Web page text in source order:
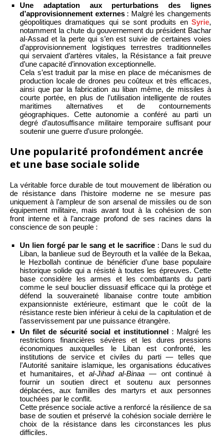
Une adaptation aux perturbations des lignes
d’approvisionnement externes: Malgré les changements
géopolitiques dramatiques qui se sont produits en Syrie,
notamment la chute du gouvernement du président Bachar
al-Assad et la perte qui s’en est suivie de certaines voies
d’approvisionnement logistiques terrestres traditionnelles
qui servaient d’artères vitales, la Résistance a fait preuve
d’une capacité d’innovation exceptionnelle.
Cela s’est traduit par la mise en place de mécanismes de
production locale de drones peu coûteux et très efficaces,
ainsi que par la fabrication au liban même, de missiles à
courte portée, en plus de l’utilisation intelligente de routes
maritimes alternatives et de contournements
géographiques. Cette autonomie a conféré au parti un
degré d’autosuffisance militaire temporaire suffisant pour
soutenir une guerre d’usure prolongée.
Une popularité profondément ancrée
et une base sociale solide
La véritable force durable de tout mouvement de libération ou
de résistance dans l’histoire moderne ne se mesure pas
uniquement à l’ampleur de son arsenal de missiles ou de son
équipement militaire, mais avant tout à la cohésion de son
front interne et à l’ancrage profond de ses racines dans la
conscience de son peuple :
Un lien forgé par le sang et le sacrifice: Dans le sud du
Liban, la banlieue sud de Beyrouth et la vallée de la Bekaa,
le Hezbollah continue de bénéficier d’une base populaire
historique solide qui a résisté à toutes les épreuves. Cette
base considère les armes et les combattants du parti
comme le seul bouclier dissuasif efficace qui la protège et
défend la souveraineté libanaise contre toute ambition
expansionniste extérieure, estimant que le coût de la
résistance reste bien inférieur à celui de la capitulation et de
l’asservissement par une puissance étrangère.
Un filet de sécurité social et institutionnel: Malgré les
restrictions financières sévères et les dures pressions
économiques auxquelles le Liban est confronté, les
institutions de service et civiles du parti — telles que
l’Autorité sanitaire islamique, les organisations éducatives
et humanitaires, et al-Jihad al-Binaa — ont continué à
fournir un soutien direct et soutenu aux personnes
déplacées, aux familles des martyrs et aux personnes
touchées par le conflit.
Cette présence sociale active a renforcé la résilience de sa
base de soutien et préservé la cohésion sociale derrière le
choix de la résistance dans les circonstances les plus
difficiles.